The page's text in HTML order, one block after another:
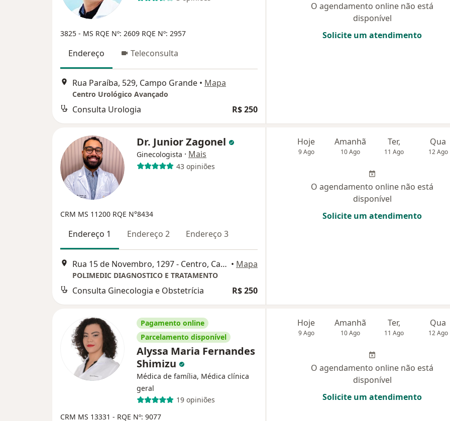
3825 - MS RQE Nº: 2609 RQE Nº: 2957
Endereço Teleconsulta
Rua Paraíba, 529, Campo Grande • Mapa
Centro Urológico Avançado
Consulta Urologia R$ 250
O agendamento online não está
disponível
Solicite um atendimento
Dr. Junior Zagonel
Ginecologista · Mais
43 opiniões
CRM MS 11200 RQE N°8434
Endereço 1 Endereço 2 Endereço 3
Rua 15 de Novembro, 1297 - Centro, Campo Grande • Mapa
POLIMEDIC DIAGNOSTICO E TRATAMENTO
Consulta Ginecologia e Obstetrícia R$ 250
Hoje
9 Ago
Amanhã
10 Ago
Ter,
11 Ago
Qua
12 Ago
O agendamento online não está
disponível
Solicite um atendimento
Pagamento online
Parcelamento disponível
Alyssa Maria Fernandes
Shimizu
Médica de família, Médica clínica
geral
19 opiniões
CRM MS 13331 - RQE Nº: 9077
Hoje
9 Ago
Amanhã
10 Ago
Ter,
11 Ago
Qua
12 Ago
O agendamento online não está
disponível
Solicite um atendimento